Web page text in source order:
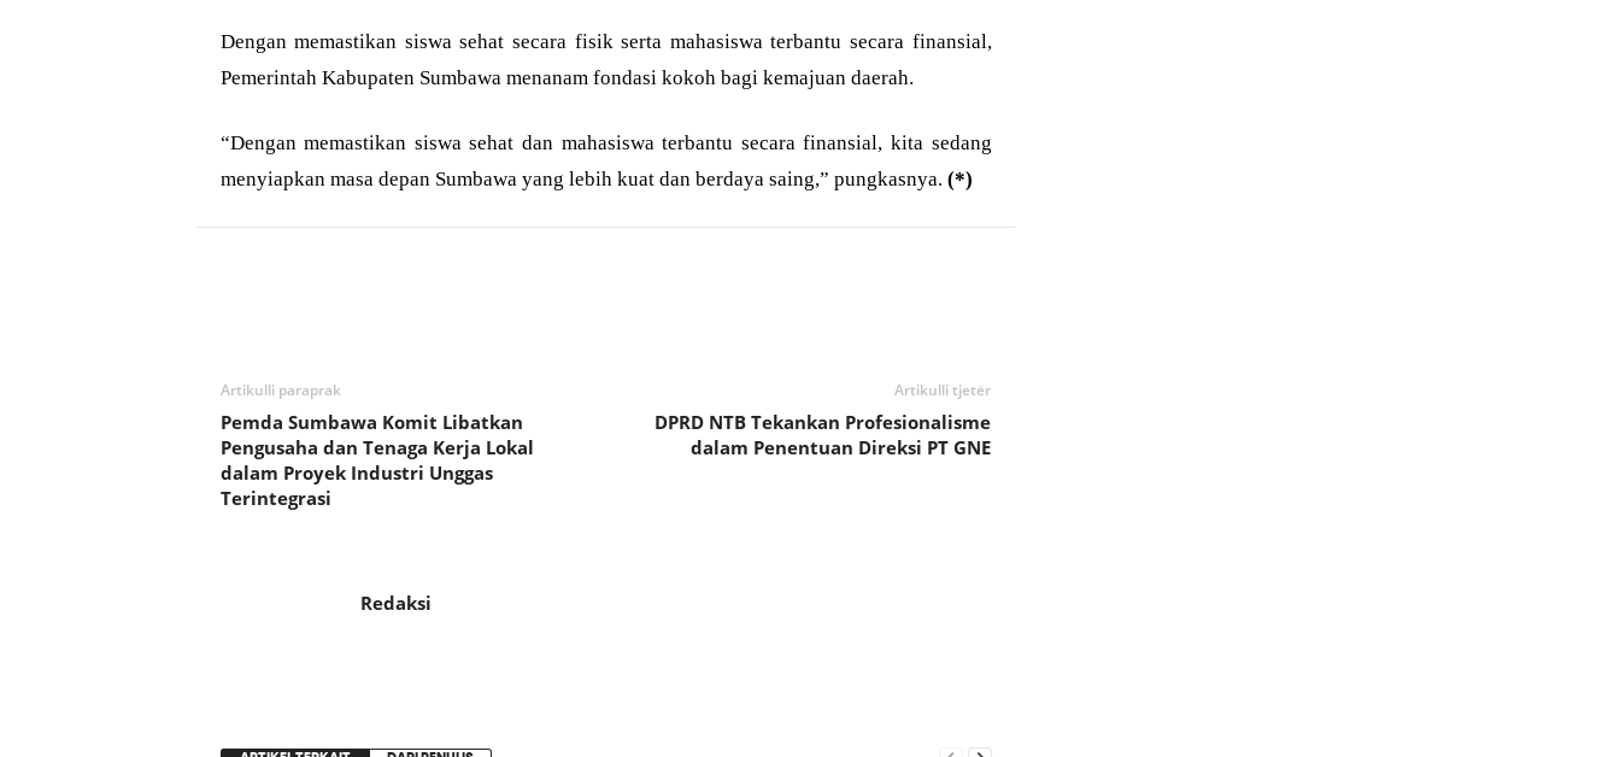
Dengan memastikan siswa sehat secara fisik serta mahasiswa terbantu secara finansial,
Pemerintah Kabupaten Sumbawa menanam fondasi kokoh bagi kemajuan daerah.
“Dengan memastikan siswa sehat dan mahasiswa terbantu secara finansial, kita sedang
menyiapkan masa depan Sumbawa yang lebih kuat dan berdaya saing,” pungkasnya. (*)
Artikulli paraprak
Pemda Sumbawa Komit Libatkan
Pengusaha dan Tenaga Kerja Lokal
dalam Proyek Industri Unggas
Terintegrasi
Artikulli tjetër
DPRD NTB Tekankan Profesionalisme
dalam Penentuan Direksi PT GNE
Redaksi